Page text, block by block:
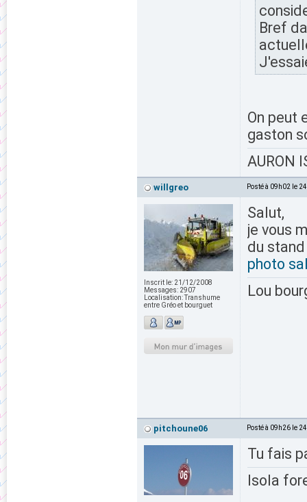
Bref
On peut
gaston
AURON
willgreo Posté à 09h02 le
Inscrit le: 21/12/2008
Messages: 2907
Localisation:Transhume
entre Gréo et bourguet
Salut,
je vous
du
photo
Lou
pitchoune06 Posté à 09h26 le
Tu fais
Isola